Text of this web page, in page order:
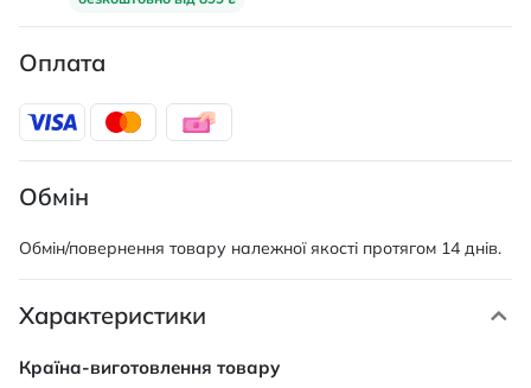
Оплата
Обмін
Обмін/повернення товару належної якості протягом 14 днів.
Характеристики
Характеристики